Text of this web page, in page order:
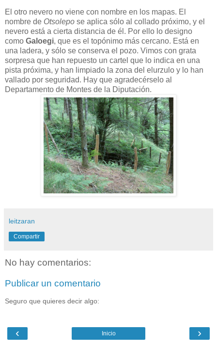
El otro nevero no viene con nombre en los mapas. El
nombre de Otsolepo se aplica sólo al collado próximo, y el
nevero está a cierta distancia de él. Por ello lo designo
como Galoegi, que es el topónimo más cercano. Está en
una ladera, y sólo se conserva el pozo. Vimos con grata
sorpresa que han repuesto un cartel que lo indica en una
pista próxima, y han limpiado la zona del elurzulo y lo han
vallado por seguridad. Hay que agradecérselo al
Departamento de Montes de la Diputación.
leitzaran
Compartir
No hay comentarios:
Publicar un comentario
Seguro que quieres decir algo:
‹ ›
Inicio